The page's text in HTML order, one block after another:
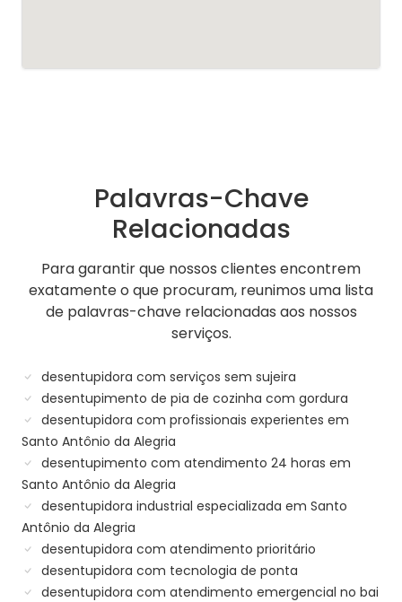
Palavras-Chave
Relacionadas
Para garantir que nossos clientes encontrem
exatamente o que procuram, reunimos uma lista
de palavras-chave relacionadas aos nossos
serviços.
desentupidora com serviços sem sujeira
desentupimento de pia de cozinha com gordura
desentupidora com profissionais experientes em
Santo Antônio da Alegria
desentupimento com atendimento 24 horas em
Santo Antônio da Alegria
desentupidora industrial especializada em Santo
Antônio da Alegria
desentupidora com atendimento prioritário
desentupidora com tecnologia de ponta
desentupidora com atendimento emergencial no bai